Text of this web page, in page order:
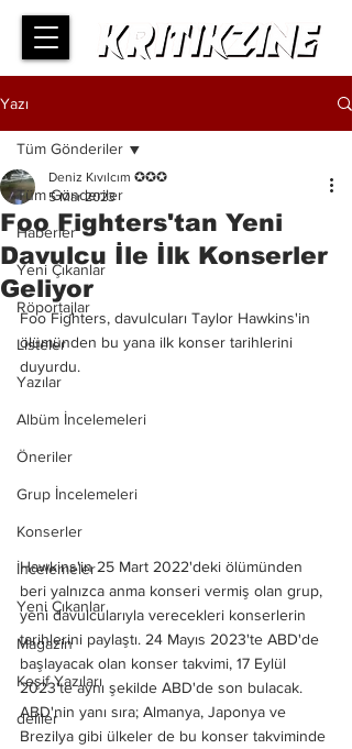
Yazı
Tüm Gönderiler
Haberler
Yeni Çıkanlar
Röportajlar
Listeler
Yazılar
Albüm İncelemeleri
Öneriler
Grup İncelemeleri
Konserler
İncelemeler
Yeni Çıkanlar
Magazin
Keşif Yazıları
deliler
Tüm Gönderiler
Foo Fighters'tan Yeni
Davulcu İle İlk Konserler
Geliyor
Deniz Kıvılcım ✪✪✪
5 Mar 2023
Foo Fighters, davulcuları Taylor Hawkins'in
ölümünden bu yana ilk konser tarihlerini
duyurdu.
Hawkins'in 25 Mart 2022'deki ölümünden
beri yalnızca anma konseri vermiş olan grup,
yeni davulcularıyla verecekleri konserlerin
tarihlerini paylaştı. 24 Mayıs 2023'te ABD'de
başlayacak olan konser takvimi, 17 Eylül
2023'te aynı şekilde ABD'de son bulacak.
ABD'nin yanı sıra; Almanya, Japonya ve
Brezilya gibi ülkeler de bu konser takviminde